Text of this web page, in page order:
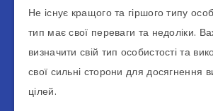
Не існує кращого та гіршого типу
тип має свої переваги та недоліки.
визначити свій тип особистості та
свої сильні сторони для досягнення
цілей.